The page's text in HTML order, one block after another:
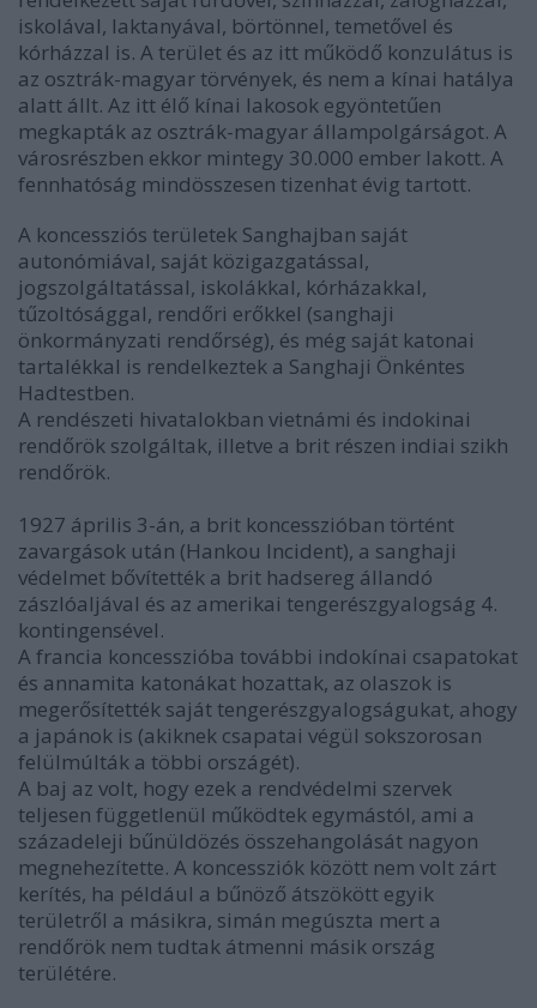
iskolával, laktanyával, börtönnel, temetővel és
kórházzal is. A terület és az itt működő konzulátus is
az osztrák-magyar törvények, és nem a kínai hatálya
alatt állt. Az itt élő kínai lakosok egyöntetűen
megkapták az osztrák-magyar állampolgárságot. A
városrészben ekkor mintegy 30.000 ember lakott. A
fennhatóság mindösszesen tizenhat évig tartott.
A koncessziós területek Sanghajban saját
autonómiával, saját közigazgatással,
jogszolgáltatással, iskolákkal, kórházakkal,
tűzoltósággal, rendőri erőkkel (sanghaji
önkormányzati rendőrség), és még saját katonai
tartalékkal is rendelkeztek a Sanghaji Önkéntes
Hadtestben.
A rendészeti hivatalokban vietnámi és indokinai
rendőrök szolgáltak, illetve a brit részen indiai szikh
rendőrök.
1927 április 3-án, a brit koncesszióban történt
zavargások után (Hankou Incident), a sanghaji
védelmet bővítették a brit hadsereg állandó
zászlóaljával és az amerikai tengerészgyalogság 4.
kontingensével.
A francia koncesszióba további indokínai csapatokat
és annamita katonákat hozattak, az olaszok is
megerősítették saját tengerészgyalogságukat, ahogy
a japánok is (akiknek csapatai végül sokszorosan
felülmúlták a többi országét).
A baj az volt, hogy ezek a rendvédelmi szervek
teljesen függetlenül működtek egymástól, ami a
századeleji bűnüldözés összehangolását nagyon
megnehezítette. A koncessziók között nem volt zárt
kerítés, ha például a bűnöző átszökött egyik
területről a másikra, simán megúszta mert a
rendőrök nem tudtak átmenni másik ország
terülétére.